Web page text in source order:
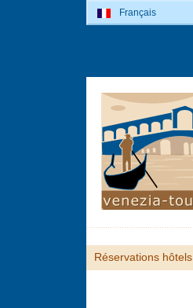
Réservations hôtels
Français